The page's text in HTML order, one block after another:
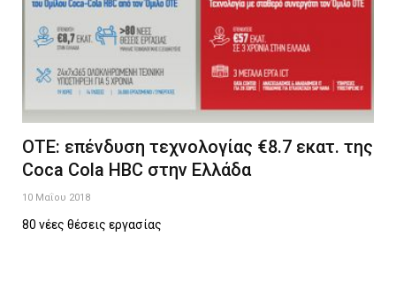
ΟΤΕ: επένδυση τεχνολογίας €8.7 εκατ. της
Coca Cola HBC στην Ελλάδα
10 Μαΐου 2018
80 νέες θέσεις εργασίας